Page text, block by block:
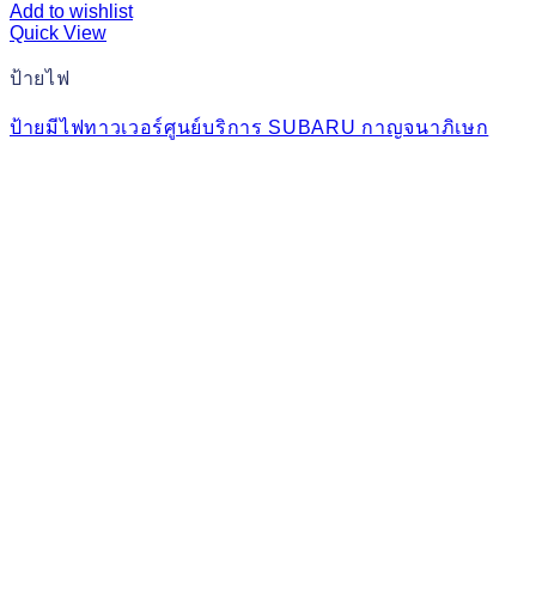
Add to wishlist
Quick View
ป้ายไฟ
ป้ายมีไฟทาวเวอร์ศูนย์บริการ SUBARU กาญจนาภิเษก